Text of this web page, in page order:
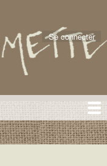
Se connecter